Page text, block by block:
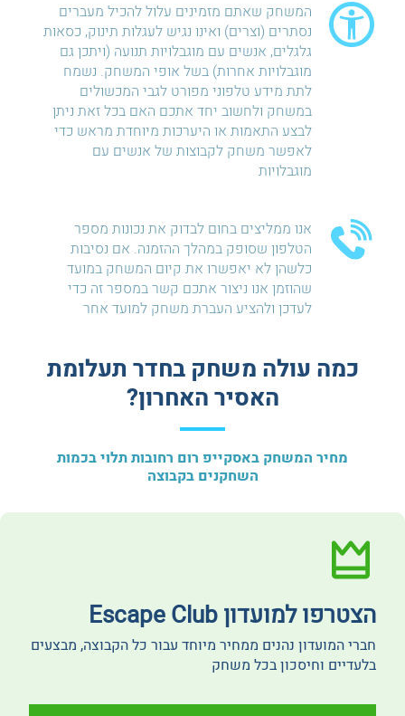
המשחק שאתם מזמינים עלול להכיל מעברים
נסתרים (וצרים) ואינו נגיש לעגלות תינוק, כסאות
גלגלים, אנשים עם מוגבלויות תנועה (ויתכן גם
מוגבלויות אחרות) בשל אופי המשחק. נשמח
לתת מידע טלפוני מפורט לגבי המכשולים
במשחק ולחשוב יחד אתכם האם בכל זאת ניתן
לבצע התאמות או היערכות מיוחדת מראש כדי
לאפשר משחק לקבוצות של אנשים עם
מוגבלויות
אנו ממליצים בחום לבדוק את נכונות מספר
הטלפון שסופק במהלך ההזמנה. אם נסיבות
כלשהן לא יאפשרו את קיום המשחק במועד
שהוזמן אנו ניצור אתכם קשר במספר זה כדי
לעדכן ולהציע העברת משחק למועד אחר
כמה עולה משחק בחדר תעלומת
האסיר האחרון?
מחיר המשחק באסקייפ רום רחובות תלוי בכמות
השחקנים בקבוצה
הצטרפו למועדון Escape Club
חברי המועדון נהנים ממחיר מיוחד עבור כל הקבוצה, מבצעים
בלעדיים וחיסכון בכל משחק